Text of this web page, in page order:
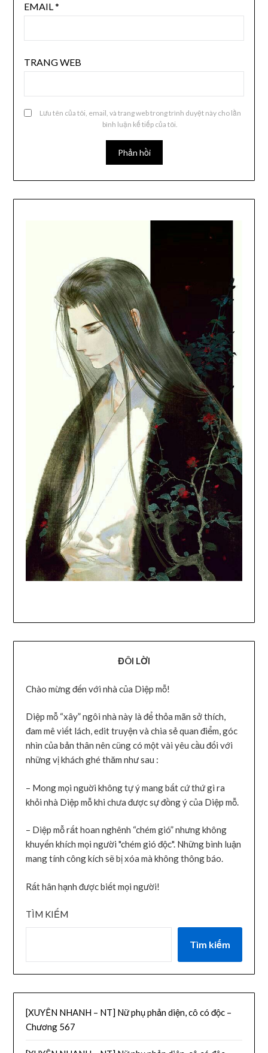
EMAIL*
TRANG WEB
Lưu tên của tôi, email, và trang web trong trình duyệt này cho lần
bình luận kế tiếp của tôi.
ĐÔI LỜI
Chào mừng đến với nhà của Diệp mỗ!
Diệp mỗ “xây” ngôi nhà này là để thỏa mãn sở thích,
đam mê viết lách, edit truyện và chia sẻ quan điểm, góc
nhìn của bản thân nên cũng có một vài yêu cầu đối với
những vị khách ghé thăm như sau :
– Mong mọi nguời không tự ý mang bất cứ thứ gì ra
khỏi nhà Diệp mỗ khi chưa được sự đồng ý của Diệp mỗ.
– Diệp mỗ rất hoan nghênh “chém gió” nhưng không
khuyến khích mọi người "chém gió độc". Những bình luận
mang tính công kích sẽ bị xóa mà không thông báo.
Rất hân hạnh được biết mọi người!
TÌM KIẾM
Tìm kiếm
[XUYÊN NHANH – NT] Nữ phụ phản diện, cô có độc –
Chương 567